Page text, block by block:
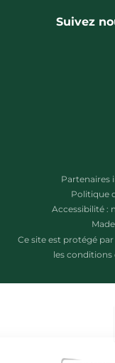
Suivez
Partenaires
Politique
Accessibilité :
Ce site est protégé par
les conditions